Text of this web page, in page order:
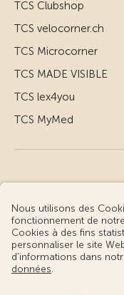
TCS Clubshop
TCS velocorner.ch
TCS Microcorner
TCS MADE VISIBLE
TCS lex4you
TCS MyMed